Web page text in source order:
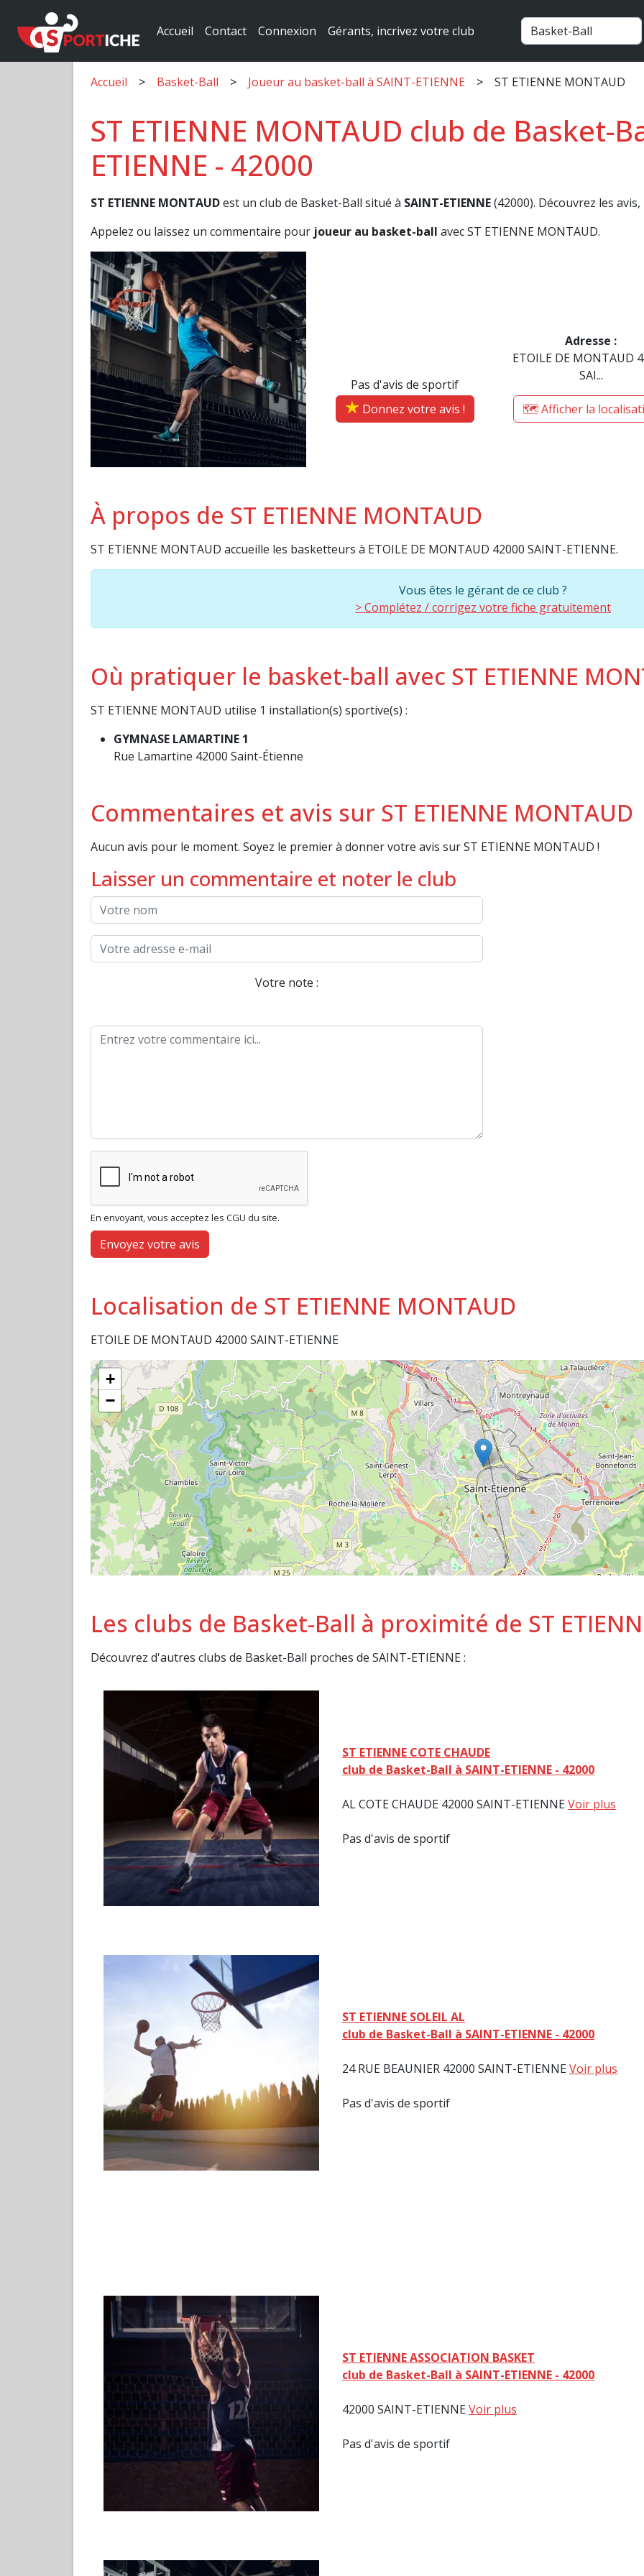
Accueil Contact Connexion Gérants, incrivez votre club
Accueil Basket-Ball Joueur au basket-ball à SAINT-ETIENNE ST ETIENNE MONTAUD
ST ETIENNE MONTAUD club de Basket-
ETIENNE - 42000
ST ETIENNE MONTAUDest un club de Basket-Ball situé à SAINT-ETIENNE(42000). Découvrez les
Appelez ou laissez un commentaire pour joueur au basket-ball avec ST ETIENNE MONTAUD.
Pas d'avis de sportif
Donnez votre avis !
Adresse :
ETOILE DE MONTAUD
SAI...
🗺️ Afficher la
À propos de ST ETIENNE MONTAUD
ST ETIENNE MONTAUD accueille les basketteurs à ETOILE DE MONTAUD 42000 SAINT-ETIENNE.
Vous êtes le gérant de ce club ?
> Complétez / corrigez votre fiche gratuitement
Où pratiquer le basket-ball avec ST ETIENNE
ST ETIENNE MONTAUD utilise 1 installation(s) sportive(s) :
GYMNASE LAMARTINE 1
Rue Lamartine 42000 Saint-Étienne
Commentaires et avis sur ST ETIENNE MONTAUD
Aucun avis pour le moment. Soyez le premier à donner votre avis sur ST ETIENNE MONTAUD !
Laisser un commentaire et noter le club
Votre note :
En envoyant, vous acceptez les CGU du site.
Envoyez votre avis
Localisation de ST ETIENNE MONTAUD
ETOILE DE MONTAUD 42000 SAINT-ETIENNE
+
−
Les clubs de Basket-Ball à proximité de ST
Découvrez d'autres clubs de Basket-Ball proches de SAINT-ETIENNE :
ST ETIENNE COTE CHAUDE
club de Basket-Ball à SAINT-ETIENNE - 42000
AL COTE CHAUDE 42000 SAINT-ETIENNEVoir plus
Pas d'avis de sportif
ST ETIENNE SOLEIL AL
club de Basket-Ball à SAINT-ETIENNE - 42000
24 RUE BEAUNIER 42000 SAINT-ETIENNEVoir plus
Pas d'avis de sportif
ST ETIENNE ASSOCIATION BASKET
club de Basket-Ball à SAINT-ETIENNE - 42000
42000 SAINT-ETIENNEVoir plus
Pas d'avis de sportif